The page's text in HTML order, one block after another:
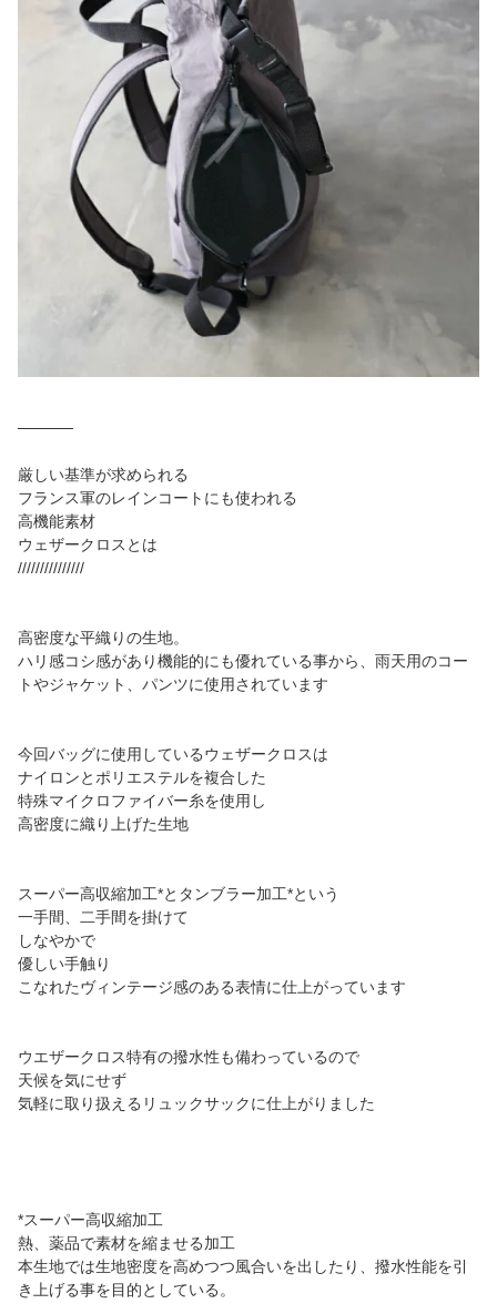
─────
厳しい基準が求められる
フランス軍のレインコートにも使われる
高機能素材
ウェザークロスとは
///////////////
高密度な平織りの生地。
ハリ感コシ感があり機能的にも優れている事から、雨天用のコー
トやジャケット、パンツに使用されています
今回バッグに使用しているウェザークロスは
ナイロンとポリエステルを複合した
特殊マイクロファイバー糸を使用し
高密度に織り上げた生地
スーパー高収縮加工*とタンブラー加工*という
一手間、二手間を掛けて
しなやかで
優しい手触り
こなれたヴィンテージ感のある表情に仕上がっています
ウエザークロス特有の撥水性も備わっているので
天候を気にせず
気軽に取り扱えるリュックサックに仕上がりました
*スーパー高収縮加工
熱、薬品で素材を縮ませる加工
本生地では生地密度を高めつつ風合いを出したり、撥水性能を引
き上げる事を目的としている。